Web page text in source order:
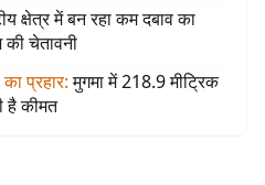
क्षेत्र में बन रहा कम दबाव का
की चेतावनी
प्रहार: मुगमा में 218.9 मीट्रिक
है कीमत